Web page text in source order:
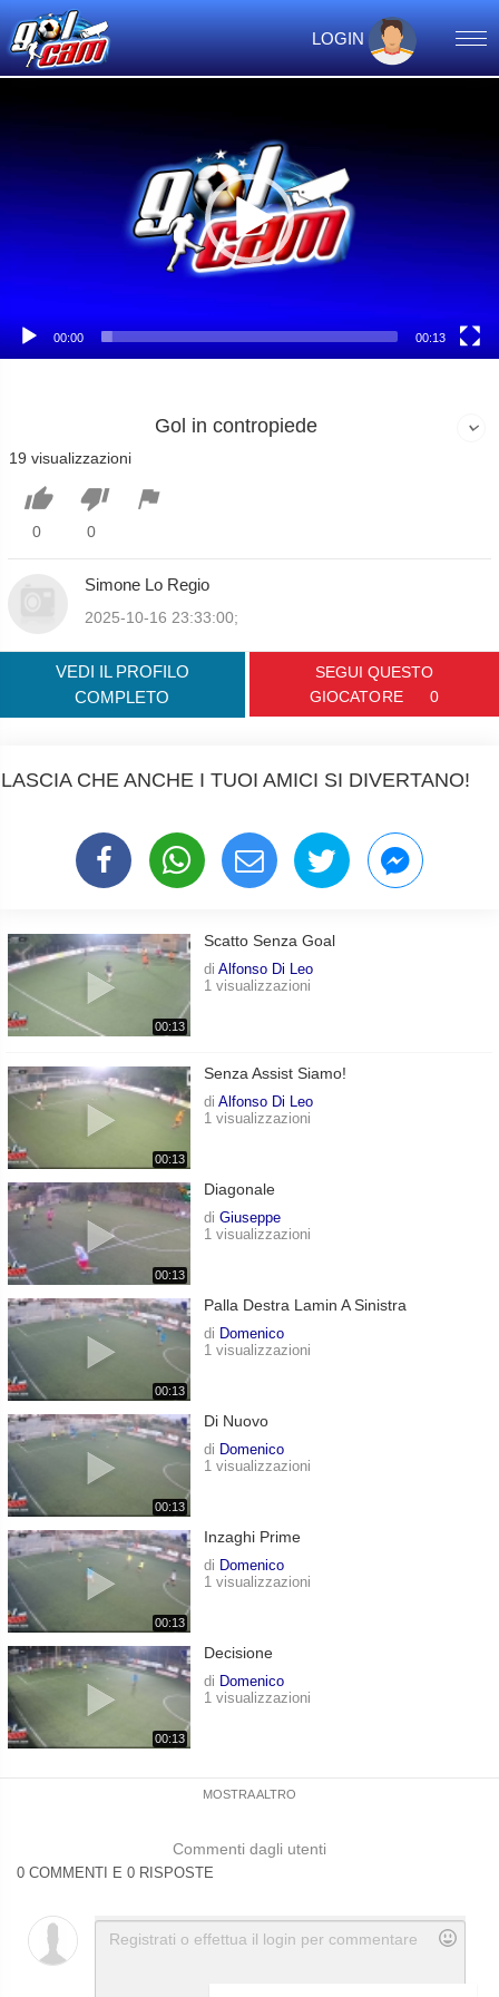
LOGIN
00:00 00:13
Gol in contropiede
19 visualizzazioni

0

0

Simone Lo Regio
2025-10-16 23:33:00;
VEDI IL PROFILO
COMPLETO
SEGUI QUESTO
GIOCATORE
0
LASCIA CHE ANCHE I TUOI AMICI SI DIVERTANO!
00:13
Scatto Senza Goal
di Alfonso Di Leo
1 visualizzazioni
00:13
Senza Assist Siamo!
di Alfonso Di Leo
1 visualizzazioni
00:13
Diagonale
di Giuseppe
1 visualizzazioni
00:13
Palla Destra Lamin A Sinistra
di Domenico
1 visualizzazioni
00:13
Di Nuovo
di Domenico
1 visualizzazioni
00:13
Inzaghi Prime
di Domenico
1 visualizzazioni
00:13
Decisione
di Domenico
1 visualizzazioni
MOSTRA ALTRO
Commenti dagli utenti
0 COMMENTI E 0 RISPOSTE